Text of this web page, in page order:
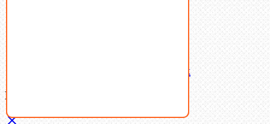
Латунный и бронзовый крепеж
Ваша корзина